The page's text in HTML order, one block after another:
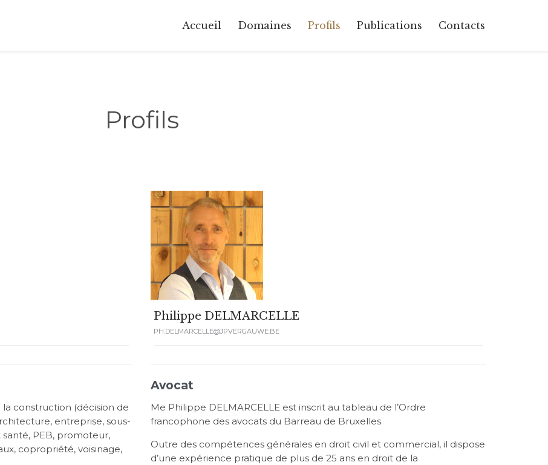
Accueil Domaines Profils Publications Contacts
Profils
construction (décision de
entreprise, sous-
PEB, promoteur,
copropriété, voisinage,
Philippe DELMARCELLE
PH.DELMARCELLE@JPVERGAUWE.BE
Avocat
Me Philippe DELMARCELLE est inscrit au tableau de l’Ordre
francophone des avocats du Barreau de Bruxelles.
Outre des compétences générales en droit civil et commercial, il dispose
d’une expérience pratique de plus de 25 ans en droit de la